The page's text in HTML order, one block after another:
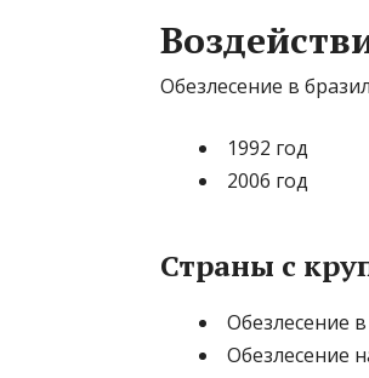
Обезлесение в
1992 год
2006 год
Страны с
Обезлесение
Обезлесение